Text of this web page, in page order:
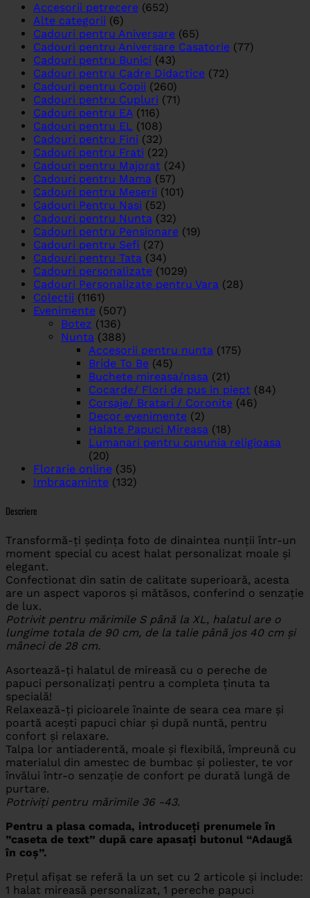
Accesorii petrecere (652)
Alte categorii (6)
Cadouri pentru Aniversare (65)
Cadouri pentru Aniversare Casatorie (77)
Cadouri pentru Bunici (43)
Cadouri pentru Cadre Didactice (72)
Cadouri pentru Copii (260)
Cadouri pentru Cupluri (71)
Cadouri pentru EA (116)
Cadouri pentru EL (108)
Cadouri pentru Fini (32)
Cadouri pentru Frati (22)
Cadouri pentru Majorat (24)
Cadouri pentru Mama (57)
Cadouri pentru Meserii (101)
Cadouri Pentru Nasi (52)
Cadouri pentru Nunta (32)
Cadouri pentru Pensionare (19)
Cadouri pentru Sefi (27)
Cadouri pentru Tata (34)
Cadouri personalizate (1029)
Cadouri Personalizate pentru Vara (28)
Colectii (1161)
Evenimente (507)
Botez (136)
Nunta (388)
Accesorii pentru nunta (175)
Bride To Be (45)
Buchete mireasa/nasa (21)
Cocarde/ Flori de pus in piept (84)
Corsaje/ Bratari / Coronite (46)
Decor evenimente (2)
Halate Papuci Mireasa (18)
Lumanari pentru cununia religioasa
(20)
Florarie online (35)
Imbracaminte (132)
Descriere
Transformă-ți ședința foto de dinaintea nunții într-un
moment special cu acest halat personalizat moale și
elegant.
Confectionat din satin de calitate superioară, acesta
are un aspect vaporos și mătăsos, conferind o senzație
de lux.
Potrivit pentru mărimile S până la XL, halatul are o
lungime totala de 90 cm, de la talie până jos 40 cm și
mâneci de 28 cm.
Asortează-ți halatul de mireasă cu o pereche de
papuci personalizați pentru a completa ținuta ta
specială!
Relaxează-ți picioarele înainte de seara cea mare și
poartă acești papuci chiar și după nuntă, pentru
confort și relaxare.
Talpa lor antiaderentă, moale și flexibilă, împreună cu
materialul din amestec de bumbac și poliester, te vor
învălui într-o senzație de confort pe durată lungă de
purtare.
Potriviți pentru mărimile 36 -43.
Pentru a plasa comada, introduceți prenumele în
”caseta de text” după care apasați butonul “Adaugă
în coș”.
Prețul afișat se referă la un set cu 2 articole și include:
1 halat mireasă personalizat, 1 pereche papuci